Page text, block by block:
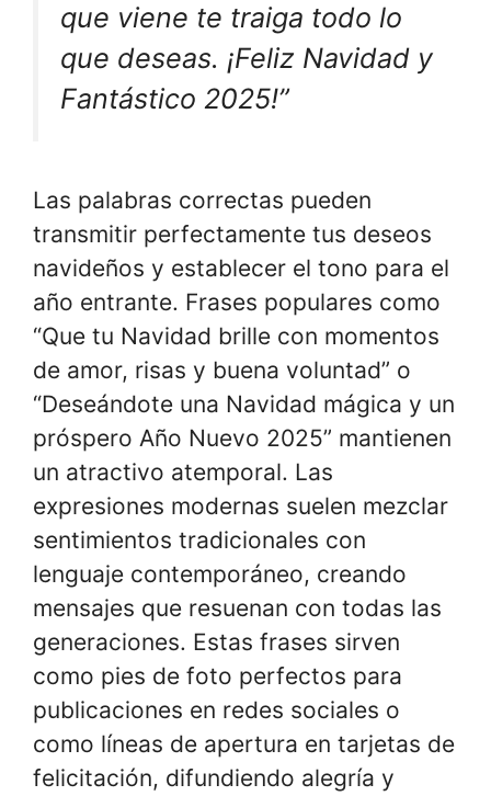
que viene te traiga todo lo
que deseas. ¡Feliz Navidad y
Fantástico 2025!”
Las palabras correctas pueden
transmitir perfectamente tus deseos
navideños y establecer el tono para el
año entrante. Frases populares como
“Que tu Navidad brille con momentos
de amor, risas y buena voluntad” o
“Deseándote una Navidad mágica y un
próspero Año Nuevo 2025” mantienen
un atractivo atemporal. Las
expresiones modernas suelen mezclar
sentimientos tradicionales con
lenguaje contemporáneo, creando
mensajes que resuenan con todas las
generaciones. Estas frases sirven
como pies de foto perfectos para
publicaciones en redes sociales o
como líneas de apertura en tarjetas de
felicitación, difundiendo alegría y